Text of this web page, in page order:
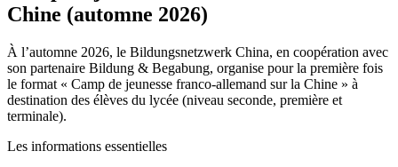
Chine (automne 2026)
À l’automne 2026, le Bildungsnetzwerk China, en coopération avec
son partenaire Bildung & Begabung, organise pour la première fois
le format « Camp de jeunesse franco-allemand sur la Chine » à
destination des élèves du lycée (niveau seconde, première et
terminale).
Les informations essentielles